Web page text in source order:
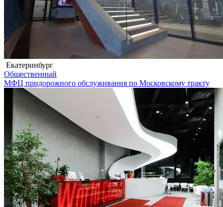
Екатеринбург
Общественный
МФЦ придорожного обслуживания по Московскому тракту